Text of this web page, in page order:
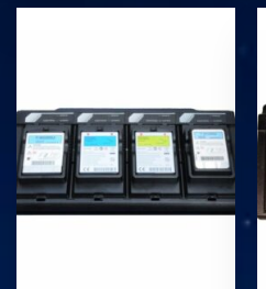
Iridium 9575
PTT (AT-1005
Li)